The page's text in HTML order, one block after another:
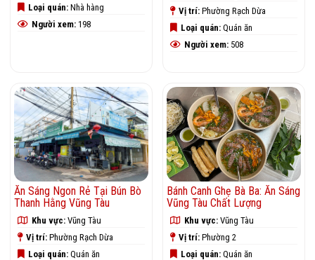
Loại quán: Nhà hàng
Người xem: 198
Vị trí: Phường Rạch Dừa
Loại quán: Quán ăn
Người xem: 508
Ăn Sáng Ngon Rẻ Tại Bún Bò
Thanh Hằng Vũng Tàu
Khu vực: Vũng Tàu
Vị trí: Phường Rạch Dừa
Loại quán: Quán ăn
Bánh Canh Ghẹ Bà Ba: Ăn Sáng
Vũng Tàu Chất Lượng
Khu vực: Vũng Tàu
Vị trí: Phường 2
Loại quán: Quán ăn